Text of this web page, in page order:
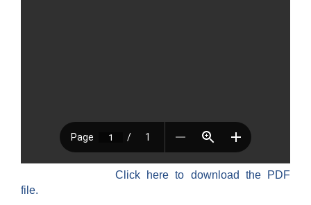
Click here to download the PDF
file.